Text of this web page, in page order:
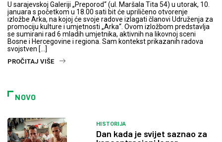
U sarajevskoj Galeriji „Preporod“ (ul. Maršala Tita 54) u utorak, 10.
januara s početkom u 18.00 sati bit će upriličeno otvorenje
izložbe Arka, na kojoj će svoje radove izlagati članovi Udruženja za
promociju kulture i umjetnosti „Arka“. Ovom izložbom predstavlja
se sumirani rad 6 mladih umjetnika, aktivnih na likovnoj sceni
Bosne i Hercegovine i regiona. Sam kontekst prikazanih radova
svojstven […]
PROČITAJ VIŠE
NOVO
HISTORIJA
Dan kada je svijet saznao za